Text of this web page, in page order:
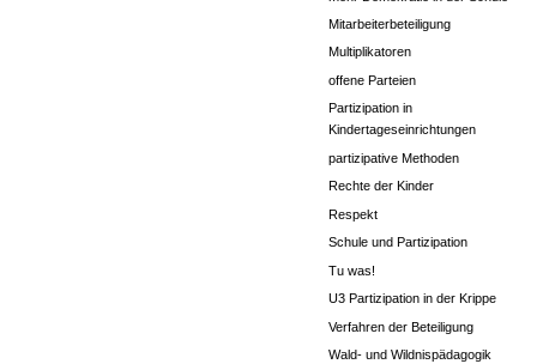
Mitarbeiterbeteiligung
Multiplikatoren
offene Parteien
Partizipation in
Kindertageseinrichtungen
partizipative Methoden
Rechte der Kinder
Respekt
Schule und Partizipation
Tu was!
U3 Partizipation in der Krippe
Verfahren der Beteiligung
Wald- und Wildnispädagogik